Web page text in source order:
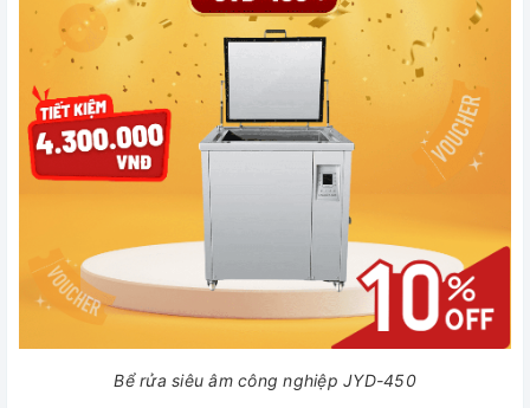
Bể rửa siêu âm công nghiệp JYD-450